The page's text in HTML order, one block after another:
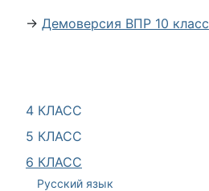
4 КЛАСС
5 КЛАСС
6 КЛАСС
Русский язык
→ Демоверсия ВПР 10 класс